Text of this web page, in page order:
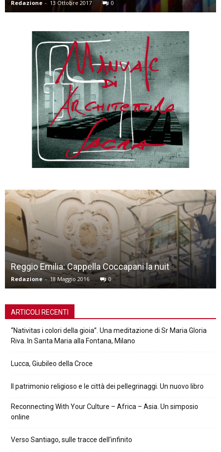
Leonardo Servadio 21 Giugno
0
Coccapani la nuit
0
Elspeet, una
Leonardo Servadio
ARTICOLI RECENTI
“Nativitas i colori della gioia”. Una meditazione di Sr Maria Gloria
Riva. In Santa Maria alla Fontana, Milano
Lucca, Giubileo della Croce
Il patrimonio religioso e le città dei pellegrinaggi. Un nuovo libro
Reconnecting With Your Culture – Africa – Asia. Un simposio
online
Verso Santiago, sulle tracce dell’infinito